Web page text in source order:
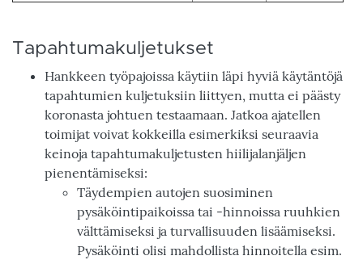
Tapahtumakuljetukset
Hankkeen työpajoissa käytiin läpi hyviä käytäntöjä
tapahtumien kuljetuksiin liittyen, mutta ei päästy
koronasta johtuen testaamaan. Jatkoa ajatellen
toimijat voivat kokkeilla esimerkiksi seuraavia
keinoja tapahtumakuljetusten hiilijalanjäljen
pienentämiseksi:
Täydempien autojen suosiminen
pysäköintipaikoissa tai -hinnoissa ruuhkien
välttämiseksi ja turvallisuuden lisäämiseksi.
Pysäköinti olisi mahdollista hinnoitella esim.